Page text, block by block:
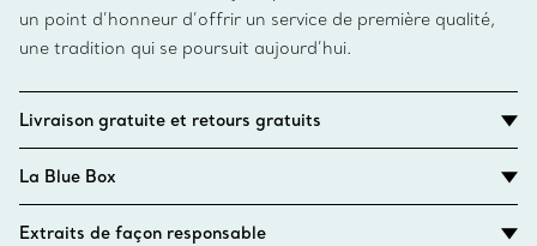
un point d’honneur d’offrir un service de première qualité,
une tradition qui se poursuit aujourd’hui.
Livraison gratuite et retours gratuits
La Blue Box
Extraits de façon responsable